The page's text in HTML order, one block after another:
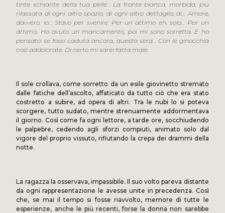
tinte schiarite della tua pelle… La fronte bianca, morbida, più
rilassata di ogni altro spazio, di ogni altro dettaglio, di… Amore,
davvero, io… Stavo per svenire. Per un attimo eh, solo… Per un
attimo. Ho avuto un mancamento, poi mi sono sorretta. E ho
pensato: se fossi caduta ancora, questa sera… Con le ginocchia
così addolorate. Di certo mi sarei fatta male.
Il sole crollava, come sorretto da un esile giovinetto stremato
dalle fatiche dell’ascolto, affaticato da tutto ciò che era stato
costretto a subire, ad opera di altri. Tra le nubi lo si poteva
scorgere, tutto sudato, mentre strenuamente addormentava
il giorno. Così come fa ogni lettore, a tarde ore, socchiudendo
le palpebre, cedendo agli sforzi compiuti, animato solo dal
vigore del proprio vissuto, rifiutando la crepa dei drammi della
notte.
La ragazza la osservava, impassibile. Il suo volto pareva distante
da ogni rappresentazione le avesse unite in precedenza. Così
che, se mai il tempo si fosse riavvolto, memore di tutte le
esperienze, anche le più recenti, forse la donna non sarebbe